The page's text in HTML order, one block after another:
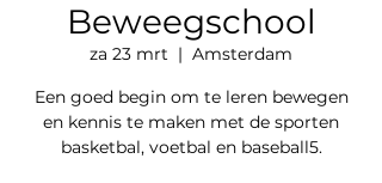
Beweegschool
za 23 mrt
  |
Amsterdam
Een goed begin om te leren bewegen
en kennis te maken met de sporten
basketbal, voetbal en baseball5.